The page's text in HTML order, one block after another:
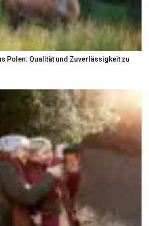
Polen: Qualität und Zuverlässigkeit zu